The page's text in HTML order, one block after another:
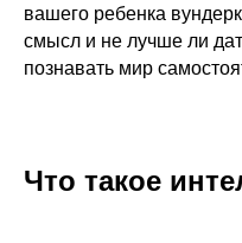
вашего ребенка
смысл и не лучше ли
познавать мир
Что такое